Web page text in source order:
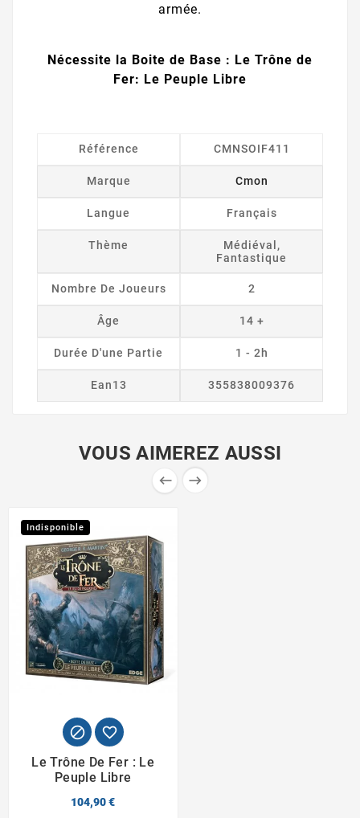
armée.
Nécessite la Boite de Base : Le Trône de
Fer: Le Peuple Libre
Référence CMNSOIF411
Marque Cmon
Langue Français
Thème
Médiéval,
Fantastique
Nombre De Joueurs 2
Âge 14 +
Durée D'une Partie 1 - 2h
Ean13 355838009376
VOUS AIMEREZ AUSSI
 
Indisponible
 
Le Trône De Fer : Le
Peuple Libre
104,90 €